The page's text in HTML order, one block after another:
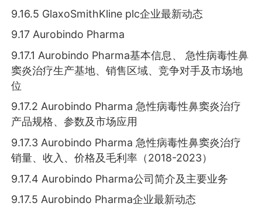
9.16.5 GlaxoSmithKline plc企业最新动态
9.17 Aurobindo Pharma
9.17.1 Aurobindo Pharma基本信息、 急性病毒性鼻
窦炎治疗生产基地、销售区域、竞争对手及市场地
位
9.17.2 Aurobindo Pharma 急性病毒性鼻窦炎治疗
产品规格、参数及市场应用
9.17.3 Aurobindo Pharma 急性病毒性鼻窦炎治疗
销量、收入、价格及毛利率（2018-2023）
9.17.4 Aurobindo Pharma公司简介及主要业务
9.17.5 Aurobindo Pharma企业最新动态